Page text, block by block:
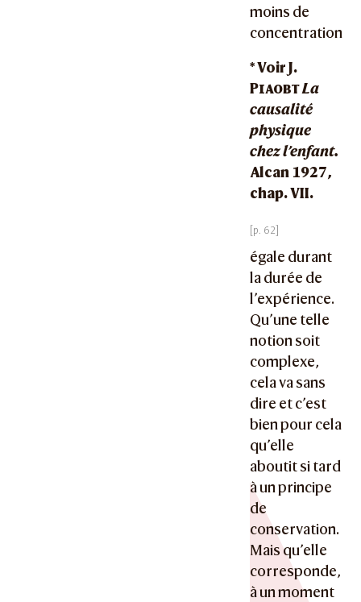
moins de
concentration
* Voir J.
PiaobtLa
causalité
physique
chez l’enfant.
Alcan 1927,
chap. VII.
égale durant
la durée de
l’expérience.
Qu’une telle
notion soit
complexe,
cela va sans
dire et c’est
bien pour cela
qu’elle
aboutit si tard
à un principe
de
conservation.
Mais qu’elle
corresponde,
à un moment